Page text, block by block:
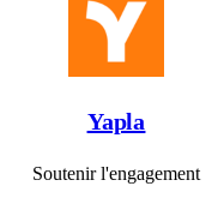
Yapla
Soutenir l'engagement